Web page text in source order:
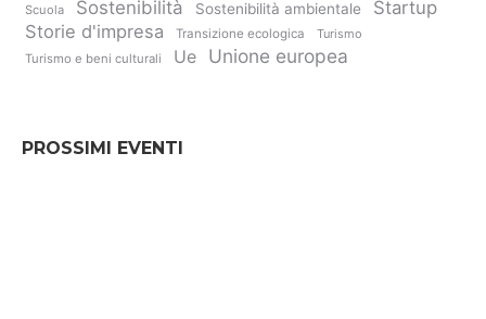
Scuola Sostenibilità Sostenibilità ambientale
Startup
Storie d'impresa
Transizione ecologica
Turismo
Turismo e beni culturali
Ue Unione europea
PROSSIMI EVENTI